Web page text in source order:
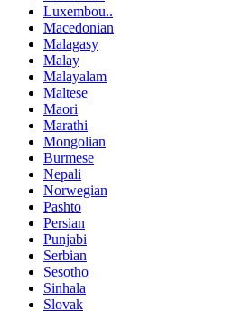
Luxembou..
Macedonian
Malagasy
Malay
Malayalam
Maltese
Maori
Marathi
Mongolian
Burmese
Nepali
Norwegian
Pashto
Persian
Punjabi
Serbian
Sesotho
Sinhala
Slovak